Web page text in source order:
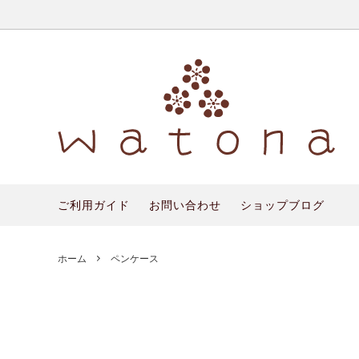
バッグ
ご利用ガイド お問い合わせ ショップブログ
ホーム ペンケース